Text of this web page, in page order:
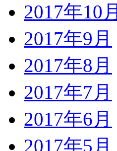
2017年10月
2017年9月
2017年8月
2017年7月
2017年6月
2017年5月